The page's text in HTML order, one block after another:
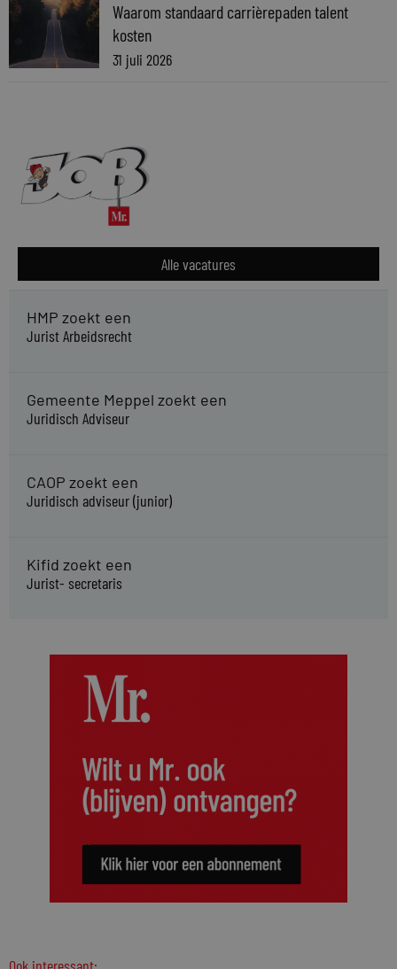
Waarom standaard carrièrepaden talent
kosten
31 juli 2026
Alle vacatures
HMP zoekt een
Jurist Arbeidsrecht
Gemeente Meppel zoekt een
Juridisch Adviseur
CAOP zoekt een
Juridisch adviseur (junior)
Kifid zoekt een
Jurist- secretaris